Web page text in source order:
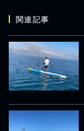
関連記事